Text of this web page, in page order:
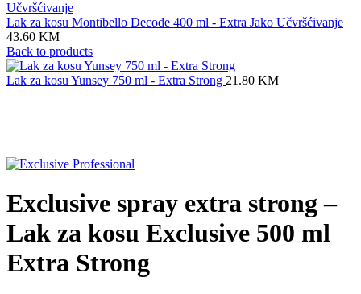
Lak za kosu Montibello Decode 400 ml - Extra Jako Učvršćivanje
43.60 KM
Back to products
Lak za kosu Yunsey 750 ml - Extra Strong 21.80 KM
Exclusive spray extra strong –
Lak za kosu Exclusive 500 ml
Extra Strong